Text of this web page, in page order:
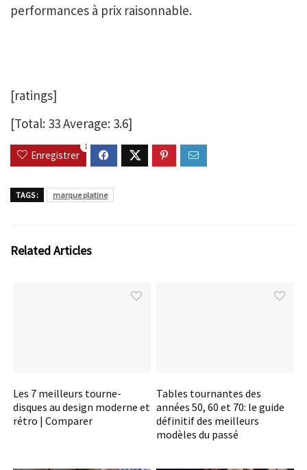
performances à prix raisonnable.
[ratings]
[Total: 33Average: 3.6]
Enregistrer
1
TAGS : marque platine
Related Articles
Les 7 meilleurs tourne-
disques au design moderne et
rétro | Comparer
Tables tournantes des
années 50, 60 et 70: le guide
définitif des meilleurs
modèles du passé